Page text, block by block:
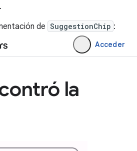
de SuggestionChip :